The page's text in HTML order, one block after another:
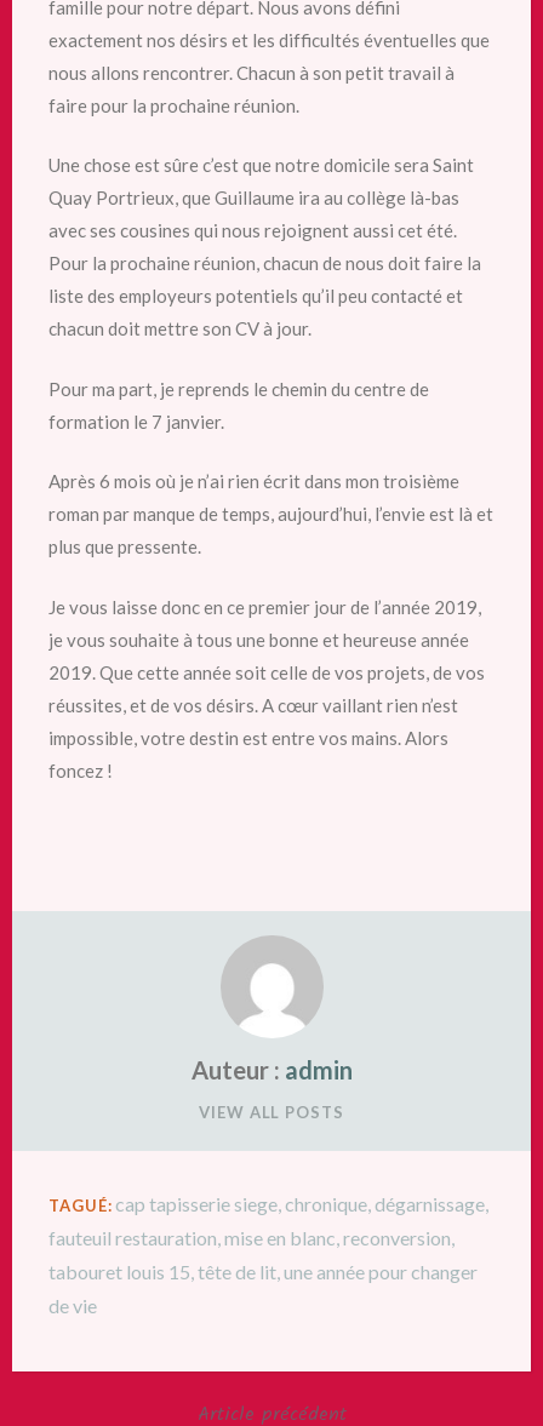
famille pour notre départ. Nous avons défini
exactement nos désirs et les difficultés éventuelles que
nous allons rencontrer. Chacun à son petit travail à
faire pour la prochaine réunion.
Une chose est sûre c’est que notre domicile sera Saint
Quay Portrieux, que Guillaume ira au collège là-bas
avec ses cousines qui nous rejoignent aussi cet été.
Pour la prochaine réunion, chacun de nous doit faire la
liste des employeurs potentiels qu’il peu contacté et
chacun doit mettre son CV à jour.
Pour ma part, je reprends le chemin du centre de
formation le 7 janvier.
Après 6 mois où je n’ai rien écrit dans mon troisième
roman par manque de temps, aujourd’hui, l’envie est là et
plus que pressente.
Je vous laisse donc en ce premier jour de l’année 2019,
je vous souhaite à tous une bonne et heureuse année
2019. Que cette année soit celle de vos projets, de vos
réussites, et de vos désirs. A cœur vaillant rien n’est
impossible, votre destin est entre vos mains. Alors
foncez !
Auteur : admin
VIEW ALL POSTS
TAGUÉ: cap tapisserie siege ,chronique dégarnissage
fauteuil restauration mise en blanc reconversion
tabouret louis 15 tête de lit une année pour changer
de vie
Article précédent